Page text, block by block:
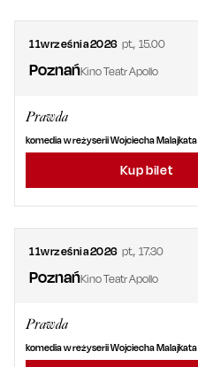
11września2026 pt., 15.00
PoznańKino Teatr Apollo
Prawda
komedia w reżyserii Wojciecha Malajkata
Kup bilet
11września2026 pt., 17.30
PoznańKino Teatr Apollo
Prawda
komedia w reżyserii Wojciecha Malajkata